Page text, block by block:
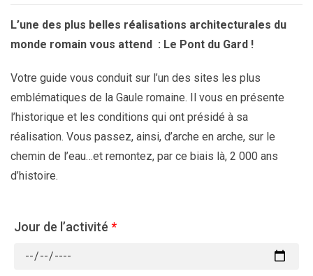
L’une des plus belles réalisations architecturales du
monde romain vous attend : Le Pont du Gard !
Votre guide vous conduit sur l’un des sites les plus
emblématiques de la Gaule romaine. Il vous en présente
l’historique et les conditions qui ont présidé à sa
réalisation. Vous passez, ainsi, d’arche en arche, sur le
chemin de l’eau…et remontez, par ce biais là, 2 000 ans
d’histoire.
Jour de l’activité *